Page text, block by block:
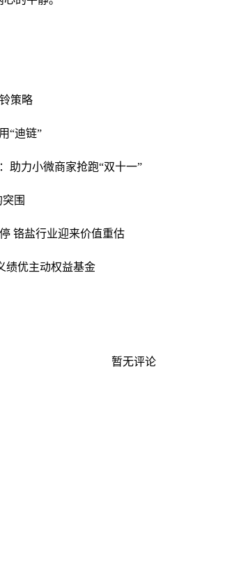
策略
“迪链”
助力小微商家抢跑“双十一”
突围
铬盐行业迎来价值重估
绩优主动权益基金
暂无评论